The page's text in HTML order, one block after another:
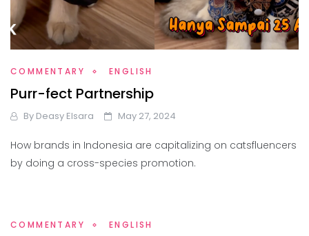
COMMENTARY ENGLISH
Purr-fect Partnership
By Deasy Elsara May 27, 2024
How brands in Indonesia are capitalizing on catsfluencers
by doing a cross-species promotion.
COMMENTARY ENGLISH